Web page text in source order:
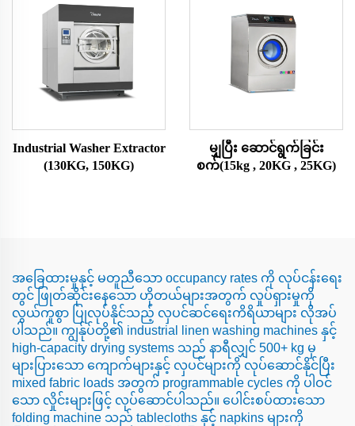
Industrial Washer Extractor
(130KG, 150KG)
မျှပြီး ဆောင်ရွက်ခြင်း
စက်(15kg , 20KG , 25KG)
အခြေထားမှုနှင့် မတူညီသော occupancy rates ကို လုပ်ငန်းရေး
တွင် ဖြုတ်ဆိုင်းနေသော ဟိုတယ်များအတွက် လှုပ်ရှားမှုကို
လွယ်ကူစွာ ပြုလုပ်နိုင်သည့် လှပင်ဆင်ရေးကိရိယာများ လိုအပ်
ပါသည်။ ကျွန်ုပ်တို့၏ industrial linen washing machines နှင့်
high-capacity drying systems သည် နာရီလျှင် 500+ kg မှ
များပြားသော ကျောက်များနှင့် လှပင်များကို လုပ်ဆောင်နိုင်ပြီး
mixed fabric loads အတွက် programmable cycles ကို ပါဝင်
သော လှိုင်းများဖြင့် လုပ်ဆောင်ပါသည်။ ပေါင်းစပ်ထားသော
folding machine သည် tablecloths နှင့် napkins များကို